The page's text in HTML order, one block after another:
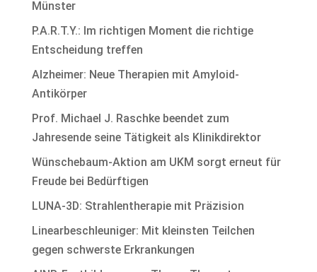
Münster
P.A.R.T.Y.: Im richtigen Moment die richtige
Entscheidung treffen
Alzheimer: Neue Therapien mit Amyloid-
Antikörper
Prof. Michael J. Raschke beendet zum
Jahresende seine Tätigkeit als Klinikdirektor
Wünschebaum-Aktion am UKM sorgt erneut für
Freude bei Bedürftigen
LUNA-3D: Strahlentherapie mit Präzision
Linearbeschleuniger: Mit kleinsten Teilchen
gegen schwerste Erkrankungen